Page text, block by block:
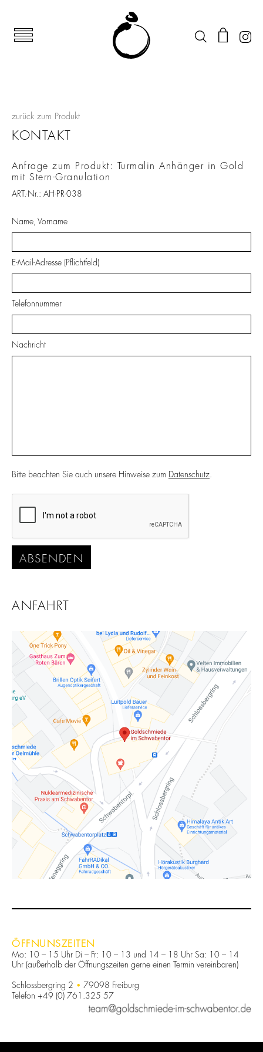
zurück zum Produkt
KONTAKT
Anfrage zum Produkt: Turmalin Anhänger in Gold
mit Stern-Granulation
ART.-Nr.: AH-PR-038
Name, Vorname
E-Mail-Adresse (Pflichtfeld)
Telefonnummer
Nachricht
Bitte beachten Sie auch unsere Hinweise zum Datenschutz
ABSENDEN
ANFAHRT
ÖFFNUNSZEITEN
Mo: 10 – 15 Uhr Di – Fr: 10 – 13 und 14 – 18 Uhr Sa: 10 – 14
Uhr (außerhalb der Öffnungszeiten gerne einen Termin vereinbaren)
Schlossbergring 2
79098 Freiburg
Telefon +49 (0) 761.325 57